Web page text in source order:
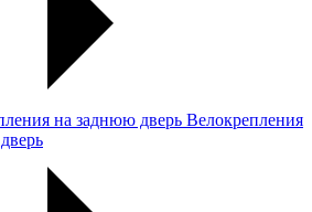
Велокрепления